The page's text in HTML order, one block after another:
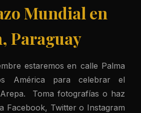
Mundial en
Paraguay
estaremos en calle Palma
América para celebrar el
Toma fotografías o haz
Facebook, Twitter o Instagram